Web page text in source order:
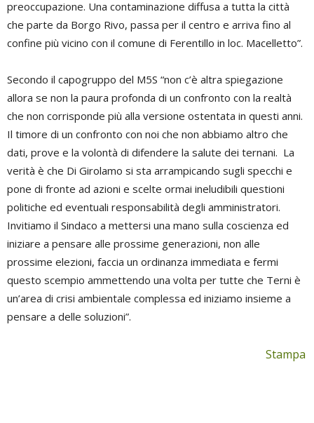
preoccupazione. Una contaminazione diffusa a tutta la città
che parte da Borgo Rivo, passa per il centro e arriva fino al
confine più vicino con il comune di Ferentillo in loc. Macelletto”.
Secondo il capogruppo del M5S “non c’è altra spiegazione
allora se non la paura profonda di un confronto con la realtà
che non corrisponde più alla versione ostentata in questi anni.
Il timore di un confronto con noi che non abbiamo altro che
dati, prove e la volontà di difendere la salute dei ternani. La
verità è che Di Girolamo si sta arrampicando sugli specchi e
pone di fronte ad azioni e scelte ormai ineludibili questioni
politiche ed eventuali responsabilità degli amministratori.
Invitiamo il Sindaco a mettersi una mano sulla coscienza ed
iniziare a pensare alle prossime generazioni, non alle
prossime elezioni, faccia un ordinanza immediata e fermi
questo scempio ammettendo una volta per tutte che Terni è
un’area di crisi ambientale complessa ed iniziamo insieme a
pensare a delle soluzioni”.
Stampa